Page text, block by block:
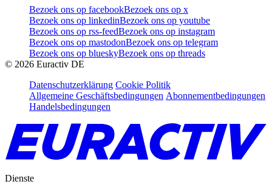
Bezoek ons op facebookBezoek ons op x
Bezoek ons op linkedinBezoek ons op youtube
Bezoek ons op rss-feedBezoek ons op instagram
Bezoek ons op mastodonBezoek ons op telegram
Bezoek ons op blueskyBezoek ons op threads
© 2026 Euractiv DE
Datenschutzerklärung Cookie Politik
Allgemeine Geschäftsbedingungen Abonnementbedingungen
Handelsbedingungen
Dienste